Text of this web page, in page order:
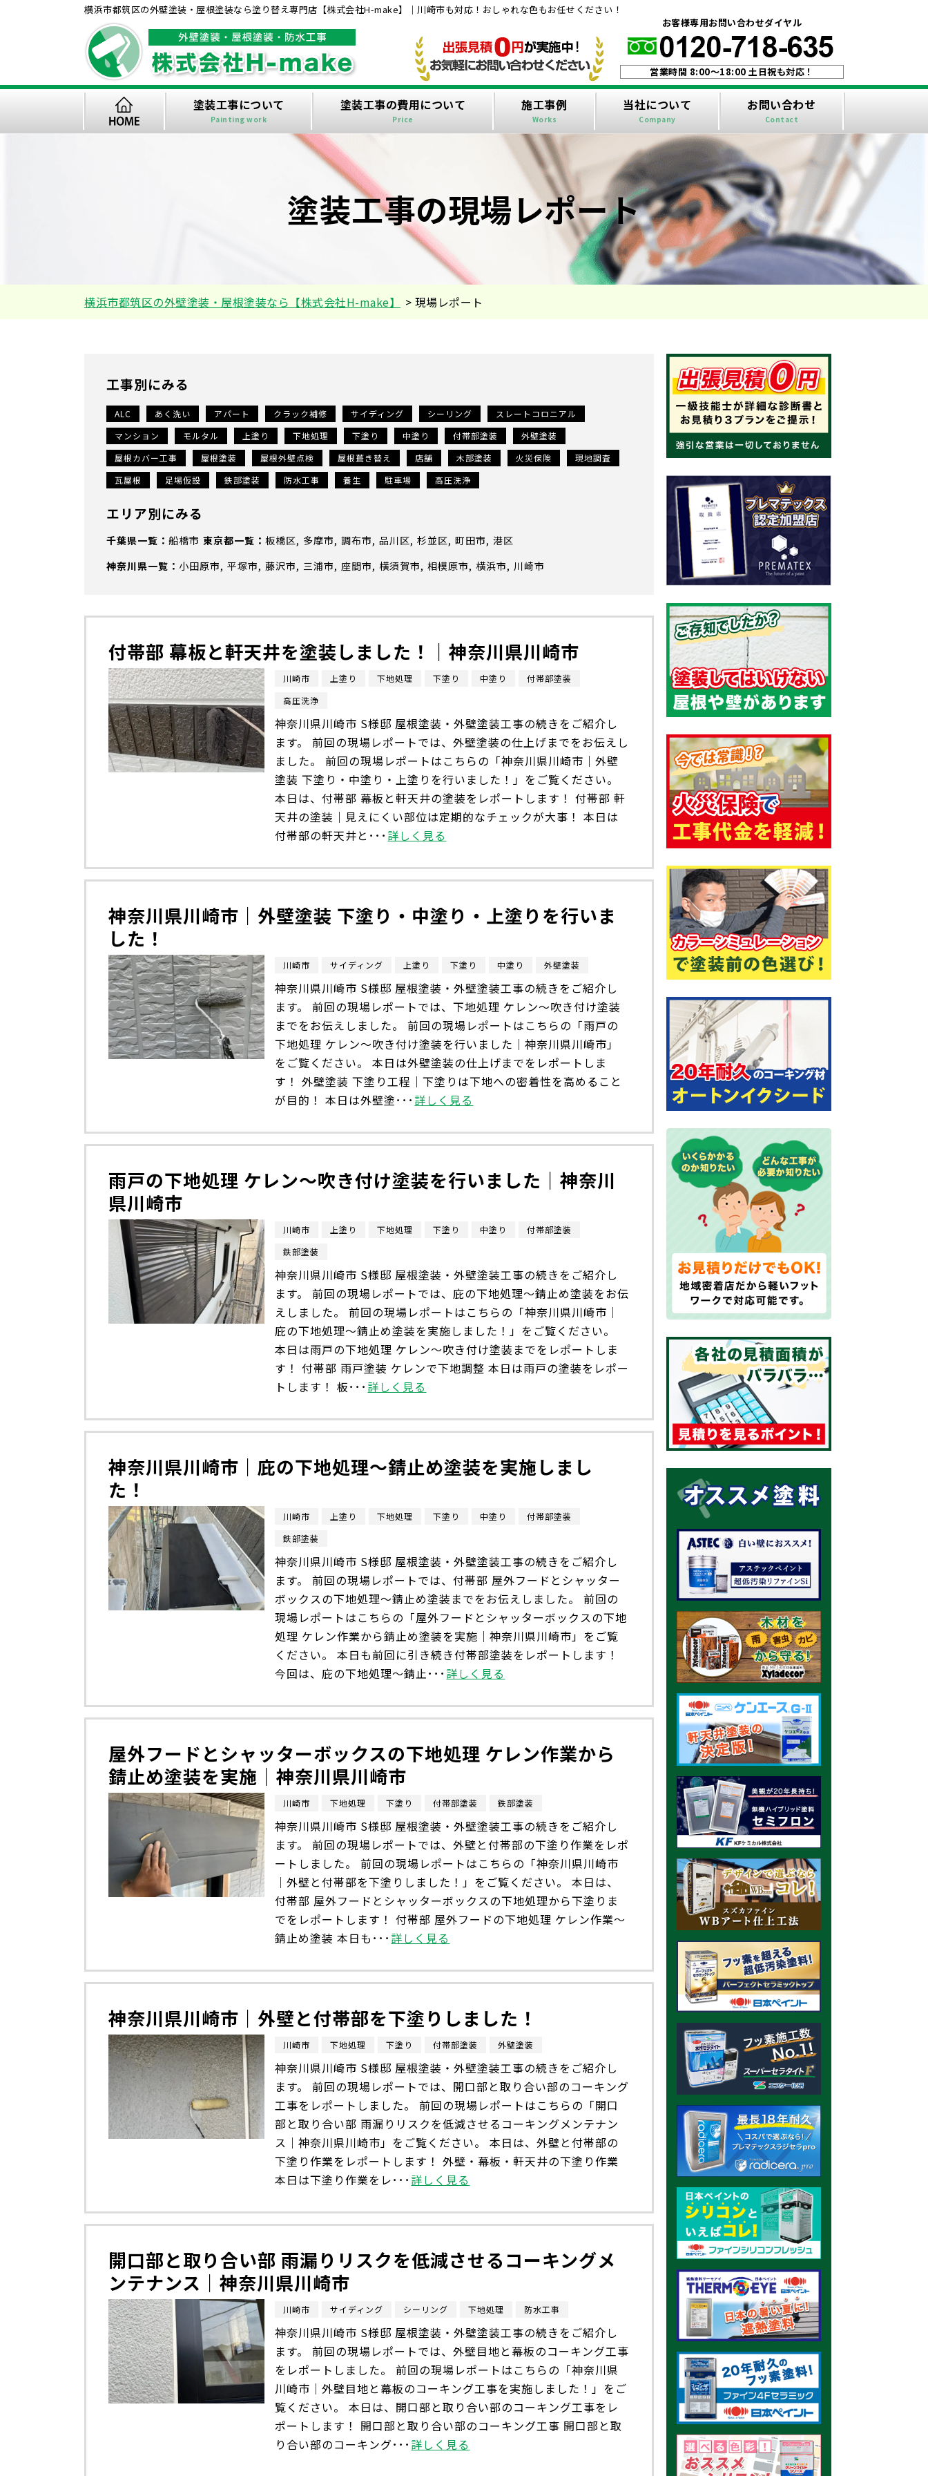
横浜市都筑区の外壁塗装・屋根塗装なら塗り替え専門店【株式会社H-make】｜川崎市も対応！おしゃれな色もお任せください！
お客様専用お問い合わせダイヤル
営業時間 8:00〜18:00 土日祝も対応！
塗装工事について
Painting work
塗装工事の費用について
Price
施工事例
Works
当社について
Company
お問い合わせ
Contact
塗装工事の現場レポート
横浜市都筑区の外壁塗装・屋根塗装なら【株式会社H-make】 > 現場レポート
工事別にみる
ALC あく洗い アパート クラック補修 サイディング シーリング
スレートコロニアル
マンション
モルタル 上塗り 下地処理 下塗り 中塗り 付帯部塗装
外壁塗装
屋根カバー工事
屋根塗装 屋根外壁点検 屋根葺き替え 店舗 木部塗装 火災保険
現地調査
瓦屋根
足場仮設 鉄部塗装 防水工事 養生 駐車場 高圧洗浄
エリア別にみる
千葉県 船橋市 東京都 板橋区 多摩市 調布市 品川区 杉並区 町田市 港区
神奈川県
小田原市 平塚市 藤沢市 三浦市 座間市 横須賀市 相模原市 横浜市 川崎市
付帯部 幕板と軒天井を塗装しました！｜神奈川県川崎市
川崎市 上塗り 下地処理 下塗り 中塗り
付帯部塗装
高圧洗浄
神奈川県川崎市 S様邸 屋根塗装・外壁塗装工事の続きをご紹介し
ます。 前回の現場レポートでは、外壁塗装の仕上げまでをお伝えし
ました。 前回の現場レポートはこちらの「神奈川県川崎市｜外壁
塗装 下塗り・中塗り・上塗りを行いました！」をご覧ください。
本日は、付帯部 幕板と軒天井の塗装をレポートします！ 付帯部 軒
天井の塗装｜見えにくい部位は定期的なチェックが大事！ 本日は
付帯部の軒天井と･･･ 詳しく見る
神奈川県川崎市｜外壁塗装 下塗り・中塗り・上塗りを行いま
した！
川崎市 サイディング 上塗り 下塗り 中塗り 外壁塗装
神奈川県川崎市 S様邸 屋根塗装・外壁塗装工事の続きをご紹介し
ます。 前回の現場レポートでは、下地処理 ケレン〜吹き付け塗装
までをお伝えしました。 前回の現場レポートはこちらの「雨戸の
下地処理 ケレン〜吹き付け塗装を行いました｜神奈川県川崎市」
をご覧ください。 本日は外壁塗装の仕上げまでをレポートしま
す！ 外壁塗装 下塗り工程｜下塗りは下地への密着性を高めること
が目的！ 本日は外壁塗･･･ 詳しく見る
雨戸の下地処理 ケレン〜吹き付け塗装を行いました｜神奈川
県川崎市
川崎市 上塗り 下地処理 下塗り 中塗り
付帯部塗装
鉄部塗装
神奈川県川崎市 S様邸 屋根塗装・外壁塗装工事の続きをご紹介し
ます。 前回の現場レポートでは、庇の下地処理〜錆止め塗装をお伝
えしました。 前回の現場レポートはこちらの「神奈川県川崎市｜
庇の下地処理〜錆止め塗装を実施しました！」をご覧ください。
本日は雨戸の下地処理 ケレン〜吹き付け塗装までをレポートしま
す！ 付帯部 雨戸塗装 ケレンで下地調整 本日は雨戸の塗装をレポー
トします！ 板･･･ 詳しく見る
神奈川県川崎市｜庇の下地処理〜錆止め塗装を実施しまし
た！
川崎市 上塗り 下地処理 下塗り 中塗り
付帯部塗装
鉄部塗装
神奈川県川崎市 S様邸 屋根塗装・外壁塗装工事の続きをご紹介し
ます。 前回の現場レポートでは、付帯部 屋外フードとシャッター
ボックスの下地処理〜錆止め塗装までをお伝えしました。 前回の
現場レポートはこちらの「屋外フードとシャッターボックスの下地
処理 ケレン作業から錆止め塗装を実施｜神奈川県川崎市」をご覧
ください。 本日も前回に引き続き付帯部塗装をレポートします！
今回は、庇の下地処理〜錆止･･･ 詳しく見る
屋外フードとシャッターボックスの下地処理 ケレン作業から
錆止め塗装を実施｜神奈川県川崎市
川崎市 下地処理 下塗り 付帯部塗装 鉄部塗装
神奈川県川崎市 S様邸 屋根塗装・外壁塗装工事の続きをご紹介し
ます。 前回の現場レポートでは、外壁と付帯部の下塗り作業をレポ
ートしました。 前回の現場レポートはこちらの「神奈川県川崎市
｜外壁と付帯部を下塗りしました！」をご覧ください。 本日は、
付帯部 屋外フードとシャッターボックスの下地処理から下塗りま
でをレポートします！ 付帯部 屋外フードの下地処理 ケレン作業〜
錆止め塗装 本日も･･･ 詳しく見る
神奈川県川崎市｜外壁と付帯部を下塗りしました！
川崎市 下地処理 下塗り 付帯部塗装 外壁塗装
神奈川県川崎市 S様邸 屋根塗装・外壁塗装工事の続きをご紹介し
ます。 前回の現場レポートでは、開口部と取り合い部のコーキング
工事をレポートしました。 前回の現場レポートはこちらの「開口
部と取り合い部 雨漏りリスクを低減させるコーキングメンテナン
ス｜神奈川県川崎市」をご覧ください。 本日は、外壁と付帯部の
下塗り作業をレポートします！ 外壁・幕板・軒天井の下塗り作業
本日は下塗り作業をレ･･･ 詳しく見る
開口部と取り合い部 雨漏りリスクを低減させるコーキングメ
ンテナンス｜神奈川県川崎市
川崎市 サイディング シーリング 下地処理 防水工事
神奈川県川崎市 S様邸 屋根塗装・外壁塗装工事の続きをご紹介し
ます。 前回の現場レポートでは、外壁目地と幕板のコーキング工事
をレポートしました。 前回の現場レポートはこちらの「神奈川県
川崎市｜外壁目地と幕板のコーキング工事を実施しました！」をご
覧ください。 本日は、開口部と取り合い部のコーキング工事をレ
ポートします！ 開口部と取り合い部のコーキング工事 開口部と取
り合い部のコーキング･･･ 詳しく見る